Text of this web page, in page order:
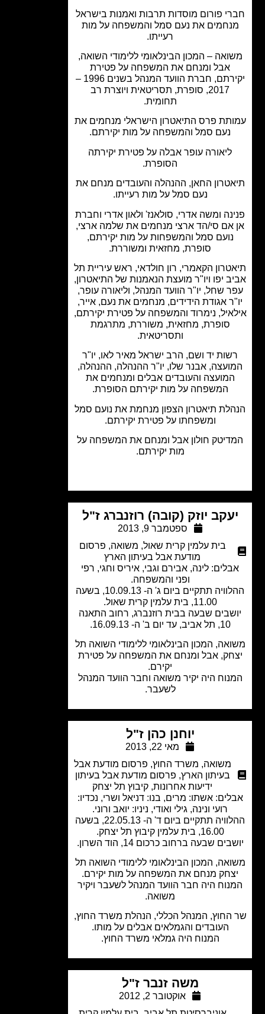
פורום מוסדות תרבות ואמנות בישראל
את נעם סמל והמשפחה על מות
– המכון הבינלאומי ללימודי השואה,
אבל ומנחם את המשפחה על פטירת
יקירתם, חברת הוועד המנהל בשנים 1996 –
2017, סופרת, תסריטאית ויוצרת רב
תחומית.
פרס התיאטרון הישראלי מנחמים את
נעם סמל והמשפחה על מות יקירתם.
ליאורה עופר אבלה על פטירת יקירתה
הסופרת.
החאן, ההנהלה והעובדים מנחם את
נעם סמל על מות רעייתו.
ומשה אדרי, סולאנז' ולאון אדרי וחברת
אם סי/הד ארצי מנחמים את שלמה ארצי,
נועם סמל והמשפחות על מות יקירתם,
סופרת, מחזאית ומשוררת.
הקאמרי, רון חולדאי, ראש עיריית תל
יפו ויו"ר מועצת הנאמנות של התיאטרון,
שחל, יו"ר הוועד המנהל, וליאורה עופר,
אגודת הידידים, מנחמים את נעם, אייר,
נימרוד והמשפחה על פטירת יקירתם,
סופרת, מחזאית, משוררת, מתרגמת
ותסריטאית.
יד ושם, הרב ישראל מאיר לאו, יו"ר
אבנר שלו, יו"ר ההנהלה, ההנהלה,
המועצה והעובדים אבלים ומנחמים את
המשפחה על מות יקירתם הסופרת.
תיאטרון הצפון מנחמת את נועם סמל
ומשפחתו על פטירת יקירתם.
חולון אבל ומנחם את המשפחה על
מות יקירתם.
יוזק (קובה) רוזנברג ז"ל
ספטמבר 9, 2013
בית עלמין קרית שאול,משואה ,פרסום
מודעת אבל בעיתון הארץ
לינה, אבירם וגבי, איריס וחגי, רפי
ופני והמשפחה.
ההלוויה תתקיים ביום ג' ה- 10.09.13, בשעה
שבעה בבית רוזנברג, רחוב התאנה
המכון הבינלאומי ללימודי השואה תל
אבל ומנחם את המשפחה על פטירת
היה יקיר משואה וחבר הוועד המנהל
לשעבר.
יוחנן כהן ז"ל
מאי 22, 2013
,משרד החוץ,פרסום מודעת אבל
בעיתון הארץ,פרסום מודעת אבל בעיתון
ידיעות אחרונות,קיבוץ תל יצחק
אשתו: מרים, בנו: דניאל ושרי, נכדיו:
רועי ונינה, גילי ואודי, ניניו: יואב ורוני.
ההלוויה תתקיים ביום ד' ה- 22.05.13, בשעה
שבעה ברחוב כרכום 14, הוד השרון.
המכון הבינלאומי ללימודי השואה תל
מנחם את המשפחה על מות יקירם.
היה חבר הוועד המנהל לשעבר ויקיר
המנהל הכללי, הנהלת משרד החוץ,
העובדים והגמלאים אבלים על מותו.
המנוח היה גמלאי משרד החוץ.
משה זנבר ז"ל
אוקטובר 2, 2012